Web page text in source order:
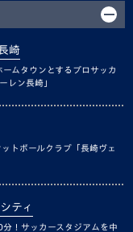
崎
ムタウンとするプロサッカ
レン長崎」
トボールクラブ「長崎ヴェ
ティ
！サッカースタジアムを中